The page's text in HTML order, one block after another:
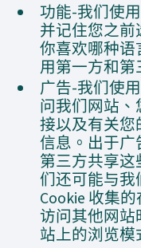
功能-我们使
并记住您之
你喜欢哪种
用第一方和第
广告-我们使
问我们网站
接以及有关您
信息。出于广
第三方共享
们还可能与
Cookie 收集
访问其他网站
站上的浏览模